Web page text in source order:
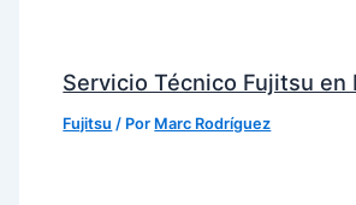
Servicio Técnico Fujitsu en
Fujitsu / Por Marc Rodríguez